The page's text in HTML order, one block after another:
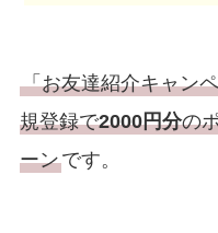
「お友達紹介キャン
規登録で2000円分の
ーンです。